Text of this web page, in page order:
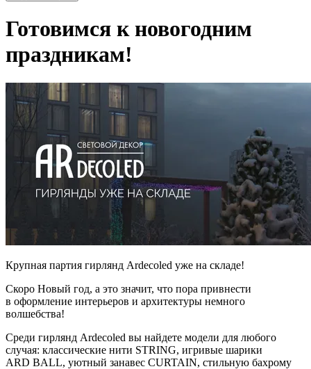
Готовимся к новогодним
праздникам!
Крупная партия гирлянд Ardecoled уже на складе!
Скоро Новый год, а это значит, что пора привнести
в оформление интерьеров и архитектуры немного
волшебства!
Среди гирлянд Ardecoled вы найдете модели для любого
случая: классические нити STRING, игривые шарики
ARD BALL, уютный занавес CURTAIN, стильную бахрому